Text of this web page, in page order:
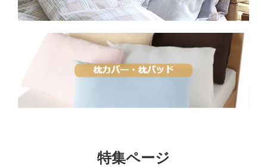
特集ページ